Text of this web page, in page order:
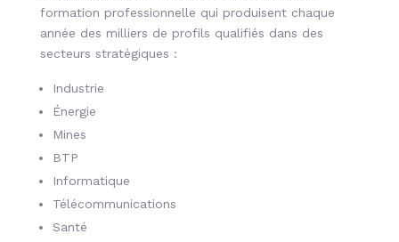
formation professionnelle qui produisent chaque
année des milliers de profils qualifiés dans des
secteurs stratégiques :
Industrie
Énergie
Mines
BTP
Informatique
Télécommunications
Santé